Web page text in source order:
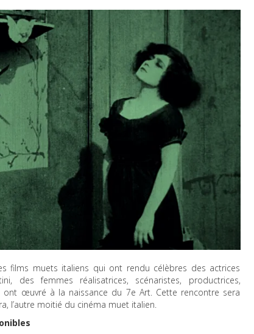
films muets italiens qui ont rendu célèbres des actrices
des femmes réalisatrices, scénaristes, productrices,
œuvré à la naissance du 7e Art. Cette rencontre sera
l’autre moitié du cinéma muet italien.